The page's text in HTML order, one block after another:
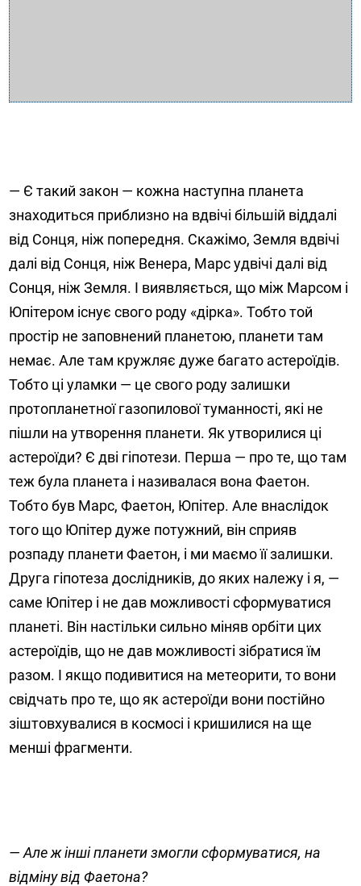
— Є такий закон — кожна наступна планета
знаходиться приблизно на вдвічі більшій віддалі
від Сонця, ніж попередня. Скажімо, Земля вдвічі
далі від Сонця, ніж Венера, Марс удвічі далі від
Сонця, ніж Земля. І виявляється, що між Марсом і
Юпітером існує свого роду «дірка». Тобто той
простір не заповнений планетою, планети там
немає. Але там кружляє дуже багато астероїдів.
Тобто ці уламки — це свого роду залишки
протопланетної газопилової туманності, які не
пішли на утворення планети. Як утворилися ці
астероїди? Є дві гіпотези. Перша — про те, що там
теж була планета і називалася вона Фаетон.
Тобто був Марс, Фаетон, Юпітер. Але внаслідок
того що Юпітер дуже потужний, він сприяв
розпаду планети Фаетон, і ми маємо її залишки.
Друга гіпотеза дослідників, до яких належу і я, —
саме Юпітер і не дав можливості сформуватися
планеті. Він настільки сильно міняв орбіти цих
астероїдів, що не дав можливості зібратися їм
разом. І якщо подивитися на метеорити, то вони
свідчать про те, що як астероїди вони постійно
зіштовхувалися в космосі і кришилися на ще
менші фрагменти.
— Але ж інші планети змогли сформуватися, на
відміну від Фаетона?